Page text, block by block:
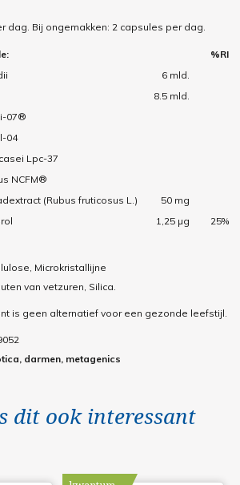
dag. Bij ongemakken: 2 capsules per dag.
%RI
6 mld.
8.5 mld.
07®
04
Lpc-37
NCFM®
(Rubus fruticosus L.)
50 mg
1,25 µg 25%
Microkristallijne
van vetzuren, Silica.
is geen alternatief voor een gezonde leefstijl.
darmen, metagenics
dit ook interessant